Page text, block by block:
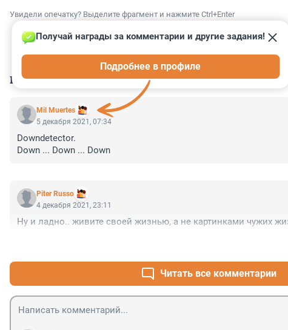
Увидели опечатку? Выделите фрагмент и нажмите Ctrl+Enter
КОММЕНТАРИИ 12
Mil Muertes
Получай награды за комментарии и другие задания!
Подробнее в профиле
5 декабря 2021, 07:34
Downdetector.
Down ... Down ... Down
Piter Russo
4 декабря 2021, 23:11
Ну и ладно.. живите своей жизнью, а не картинками чужих
Читать все комментарии